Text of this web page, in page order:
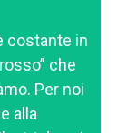
costante in
che
Per noi
alla